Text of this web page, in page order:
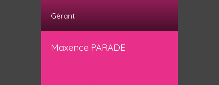
Gérant
Maxence PARADE